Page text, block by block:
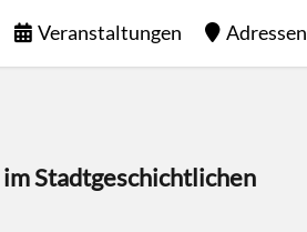
Veranstaltungen Adressen
Stadtgeschichtlichen